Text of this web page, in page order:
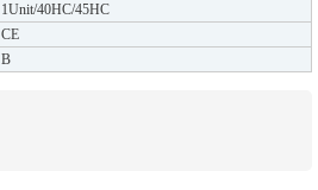
1Unit/40HC/45HC
CE
B